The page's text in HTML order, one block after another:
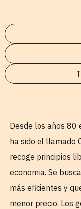
Desde los años 80
ha sido el llamado
recoge principios
economía. Se
más eficientes y
menor precio. Los